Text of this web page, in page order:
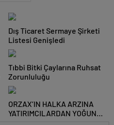
Dış Ticaret Sermaye Şirketi
Listesi Genişledi
Tıbbi Bitki Çaylarına Ruhsat
Zorunluluğu
ORZAX’IN HALKA ARZINA
YATIRIMCILARDAN YOĞUN